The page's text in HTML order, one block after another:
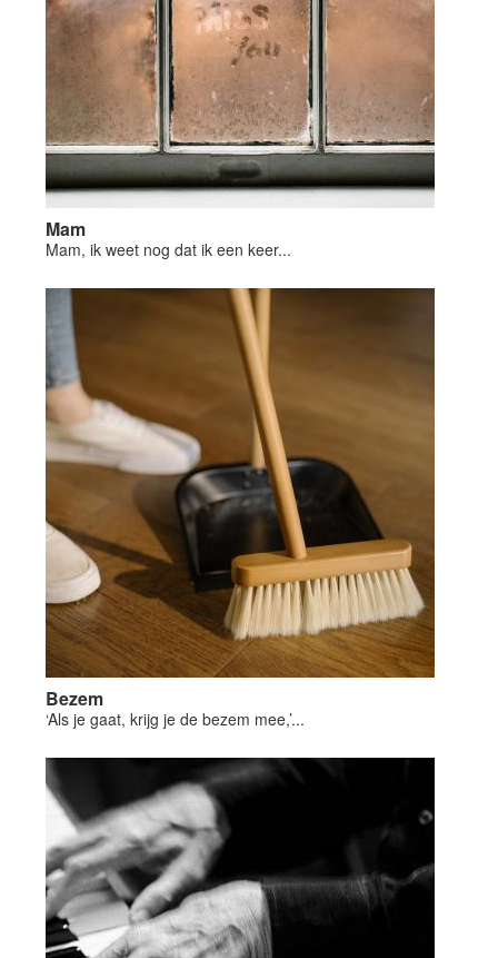
Mam
Mam, ik weet nog dat ik een keer...
Bezem
‘Als je gaat, krijg je de bezem mee,’...